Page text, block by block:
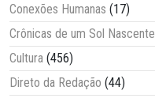
Conexões Humanas (17)
Crônicas de um Sol Nascente
Cultura (456)
Direto da Redação (44)